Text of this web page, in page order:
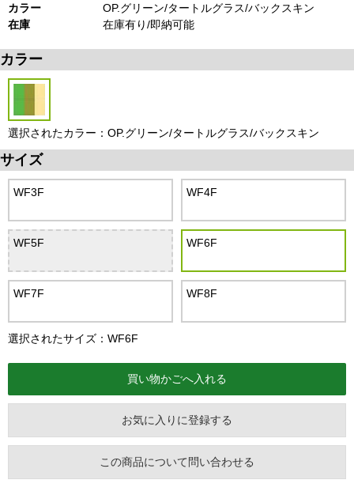
カラー
OP.グリーン/タートルグラス/バックスキン
在庫
在庫有り/即納可能
カラー
選択されたカラー：OP.グリーン/タートルグラス/バックスキン
サイズ
WF3F WF4F
WF5F WF6F
WF7F WF8F
選択されたサイズ：WF6F
お気に入りに登録する
この商品について問い合わせる